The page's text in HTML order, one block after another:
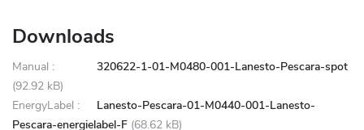
Downloads
Manual :
320622-1-01-M0480-001-Lanesto-Pescara-spot
(92.92 kB)
EnergyLabel :
Lanesto-Pescara-01-M0440-001-Lanesto-
Pescara-energielabel-F (68.62 kB)